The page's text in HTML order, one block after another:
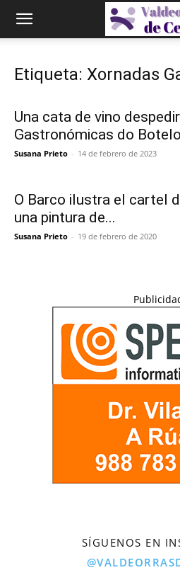
Etiqueta: Xornadas
Una cata de vino
Gastronómicas do Botelo
Susana Prieto - 14 de febrero de 2023
O Barco ilustra el cartel
una pintura de...
Susana Prieto - 19 de febrero de 2020
SÍGUENOS EN